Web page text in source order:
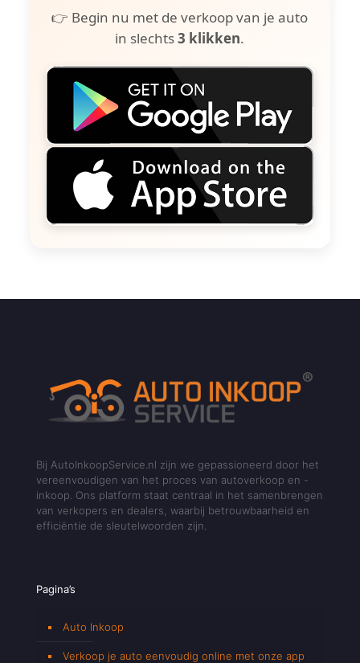
👉 Begin nu met de verkoop van je auto
in slechts3 klikken.
Bij AutoInkoopService.nl zijn we gepassioneerd door het
vereenvoudigen van het proces van autoverkoop en -
inkoop. Ons platform staat centraal in het samenbrengen
van verkopers en dealers, waarbij betrouwbaarheid en
efficiëntie de sleutelwoorden zijn.
Pagina’s
Auto Inkoop
Verkoop je auto eenvoudig online met onze app